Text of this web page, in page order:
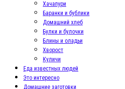
Хачапури
Баранки и бублики
Домашний хлеб
Булки и булочки
Блины и оладьи
Хворост
Куличи
Еда известных людей
Это интересно
Домашние заготовки